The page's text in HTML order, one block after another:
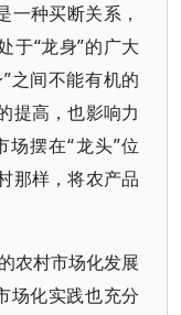
一种买断关系，
于“龙身”的广大
之间不能有机的
提高，也影响力
摆在“龙头”位
那样，将农产品
农村市场化发展
场化实践也充分